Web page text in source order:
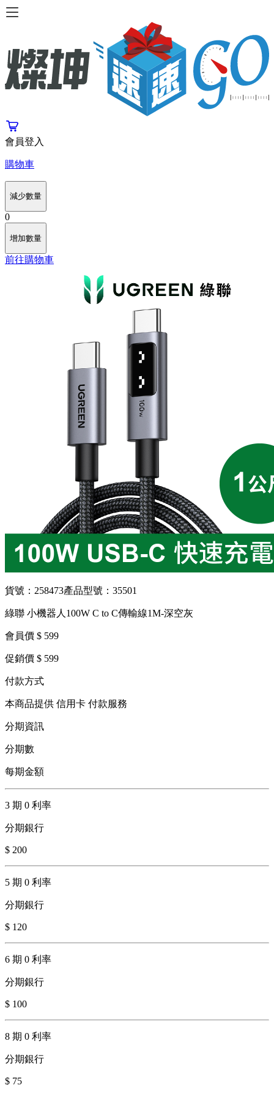
會員登入
購物車
減少數量
0
增加數量
前往購物車
貨號：258473產品型號：35501
綠聯 小機器人100W C to C傳輸線1M-深空灰
會員價 $ 599
促銷價 $ 599
付款方式
本商品提供 信用卡 付款服務
分期資訊
分期數
每期金額
3 期 0 利率
分期銀行
$ 200
5 期 0 利率
分期銀行
$ 120
6 期 0 利率
分期銀行
$ 100
8 期 0 利率
分期銀行
$ 75